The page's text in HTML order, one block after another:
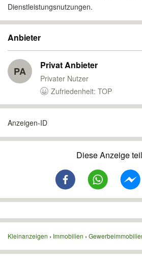
Dienstleistungsnutzungen.
Anbieter
PA Privat Anbieter
Privater Nutzer
Zufriedenheit: TOP
Anzeigen-ID
Diese Anzeige
Kleinanzeigen Immobilien